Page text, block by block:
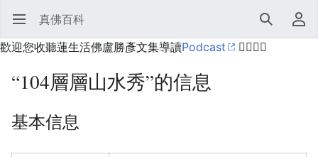
打开主菜单 真佛百科 搜索
用户菜单
歡迎您收聽蓮生活佛盧勝彥文集導讀Podcast 🙋‍♂️🙋‍♀️
“104層層山水秀”的信息
基本信息